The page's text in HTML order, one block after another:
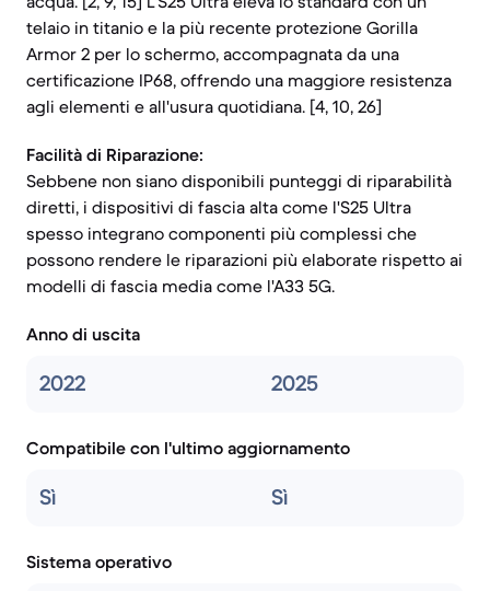
telaio in titanio e la più recente protezione Gorilla
Armor 2 per lo schermo, accompagnata da una
certificazione IP68, offrendo una maggiore resistenza
agli elementi e all'usura quotidiana. [4, 10, 26]
Facilità di Riparazione:
Sebbene non siano disponibili punteggi di riparabilità
diretti, i dispositivi di fascia alta come l'S25 Ultra
spesso integrano componenti più complessi che
possono rendere le riparazioni più elaborate rispetto ai
modelli di fascia media come l'A33 5G.
Anno di uscita
2022 2025
Compatibile con l'ultimo aggiornamento
Sì Sì
Sistema operativo